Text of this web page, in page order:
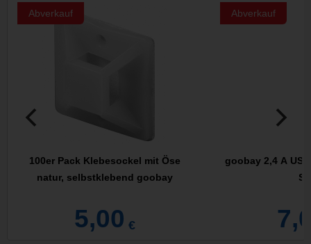
Abverkauf
100er Pack Klebesockel mit Öse
natur, selbstklebend goobay
5,00 €
Abverkauf
goobay 2,4 A